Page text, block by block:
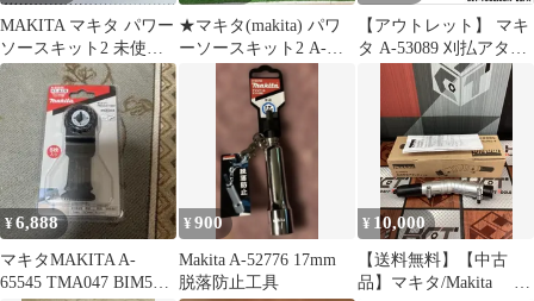
MAKITA マキタ パワー
ソースキット2 未使用
品(S) A-67094
★マキタ(makita) パワ
ーソースキット2 A-
67094【岩槻店】
【アウトレット】 マキ
タ A-53089 刈払アタッ
チメント 1点
¥6,888
マキタMAKITA A-
65545 TMA047 BIM5枚
¥900
Makita A-52776 17mm
脱落防止工具
¥ 10,000
【送料無料】【中古
品】マキタ/Makita A-